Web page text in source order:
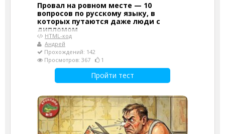
Провал на ровном месте — 10
вопросов по русскому языку, в
которых путаются даже люди с
дипломом
HTML-код
Андрей
Прохождений: 142
Просмотров: 367
1
Пройти тест